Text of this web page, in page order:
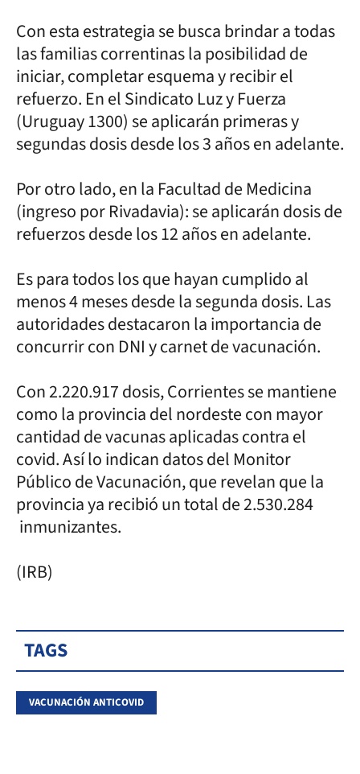
Con esta estrategia se busca brindar a todas
las familias correntinas la posibilidad de
iniciar, completar esquema y recibir el
refuerzo. En el Sindicato Luz y Fuerza
(Uruguay 1300) se aplicarán primeras y
segundas dosis desde los 3 años en adelante.
Por otro lado, en la Facultad de Medicina
(ingreso por Rivadavia): se aplicarán dosis de
refuerzos desde los 12 años en adelante.
Es para todos los que hayan cumplido al
menos 4 meses desde la segunda dosis. Las
autoridades destacaron la importancia de
concurrir con DNI y carnet de vacunación.
Con 2.220.917 dosis, Corrientes se mantiene
como la provincia del nordeste con mayor
cantidad de vacunas aplicadas contra el
covid. Así lo indican datos del Monitor
Público de Vacunación, que revelan que la
provincia ya recibió un total de 2.530.284
inmunizantes.
(IRB)
TAGS
VACUNACIÓN ANTICOVID